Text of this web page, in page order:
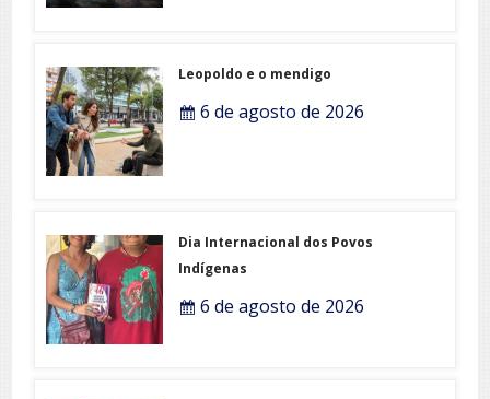
Leopoldo e o mendigo
6 de agosto de 2026
Dia Internacional dos Povos
Indígenas
6 de agosto de 2026